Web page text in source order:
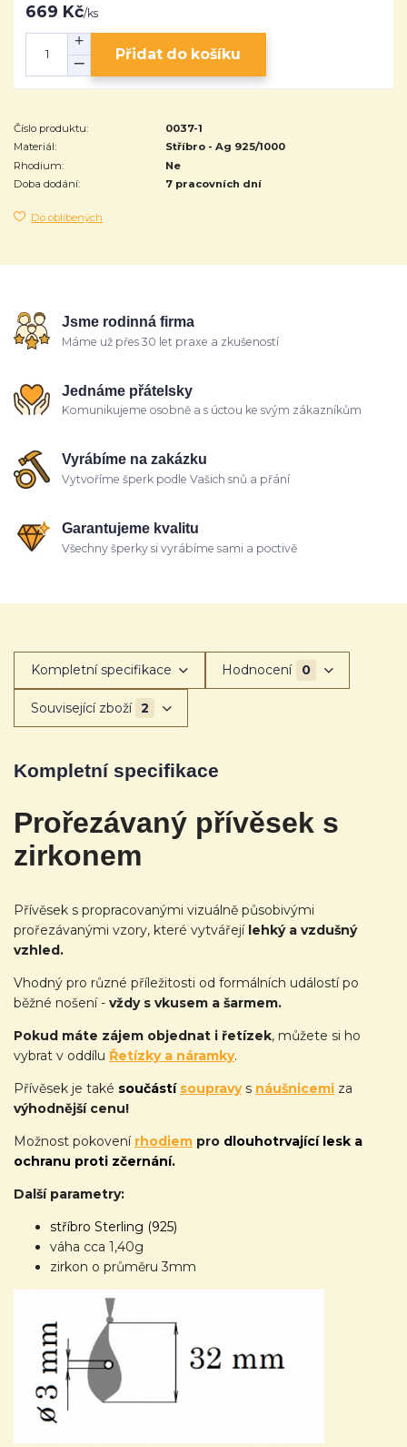
669 Kč/ks
Přidat do košíku
Číslo produktu:
0037-1
Materiál:
Stříbro - Ag 925/1000
Rhodium:
Ne
Doba dodání:
7 pracovních dní
Do oblíbených
Jsme rodinná firma
Máme už přes 30 let praxe a zkušeností
Jednáme přátelsky
Komunikujeme osobně a s úctou ke svým zákazníkům
Vyrábíme na zakázku
Vytvoříme šperk podle Vašich snů a přání
Garantujeme kvalitu
Všechny šperky si vyrábíme sami a poctivě
Kompletní specifikace Hodnocení 0
Související zboží 2
Kompletní specifikace
Prořezávaný přívěsek s
zirkonem
Přívěsek s propracovanými vizuálně působivými
prořezávanými vzory, které vytvářejílehký a vzdušný
vzhled.
Vhodný pro různé příležitosti od formálních událostí po
běžné nošení - vždy s vkusem a šarmem.
Pokud máte zájem objednat i řetízek, můžete si ho
vybrat v oddílu Řetízky a náramky.
Přívěsek je také součástí soupravys náušnicemi za
výhodnější cenu!
Možnost pokovení rhodiem pro dlouhotrvající lesk a
ochranu proti zčernání.
Další parametry:
stříbro Sterling (925)
váha cca 1,40g
zirkon o průměru 3mm